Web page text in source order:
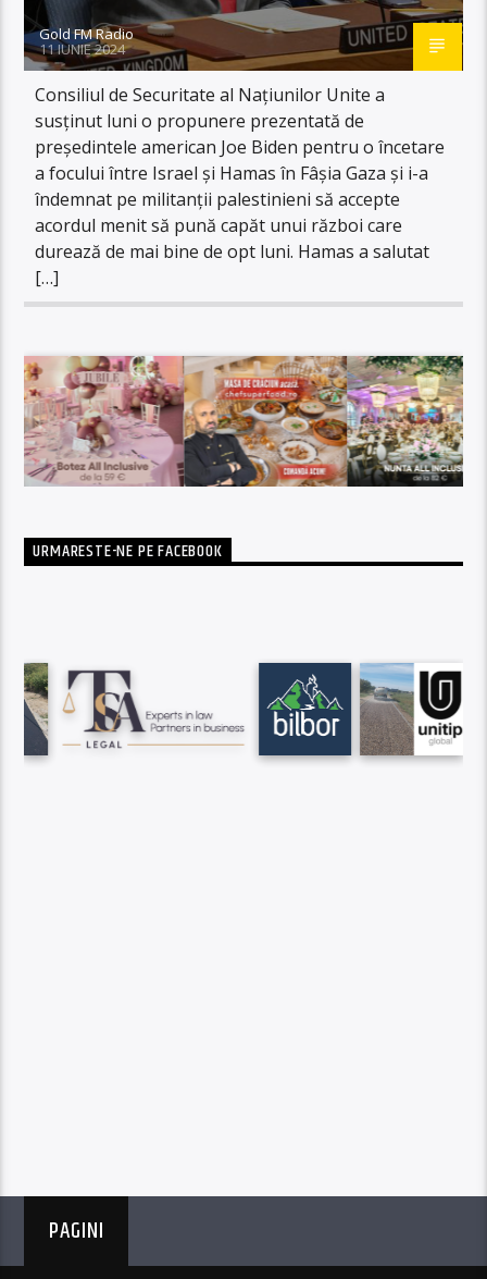
Gold FM Radio
11 IUNIE 2024
Consiliul de Securitate al Naţiunilor Unite a
susţinut luni o propunere prezentată de
preşedintele american Joe Biden pentru o încetare
a focului între Israel şi Hamas în Fâşia Gaza şi i-a
îndemnat pe militanţii palestinieni să accepte
acordul menit să pună capăt unui război care
durează de mai bine de opt luni. Hamas a salutat
[…]
URMARESTE-NE PE FACEBOOK
PAGINI